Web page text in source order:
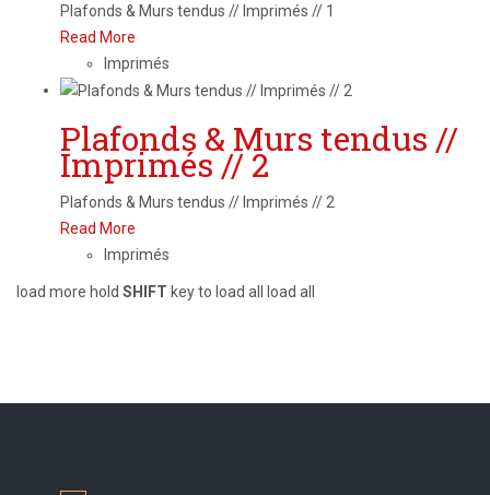
Plafonds & Murs tendus // Imprimés // 1
Read More
Imprimés
Plafonds & Murs tendus //
Imprimés // 2
Plafonds & Murs tendus // Imprimés // 2
Read More
Imprimés
load more hold SHIFT key to load all load all